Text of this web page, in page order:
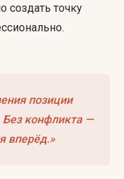
создать точку
позиции
Без конфликта —
вперёд.»